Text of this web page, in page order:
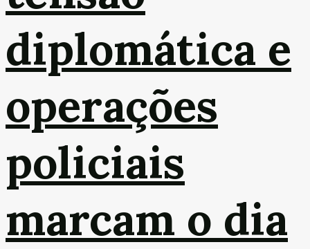
diplomática e
operações
policiais
marcam o dia